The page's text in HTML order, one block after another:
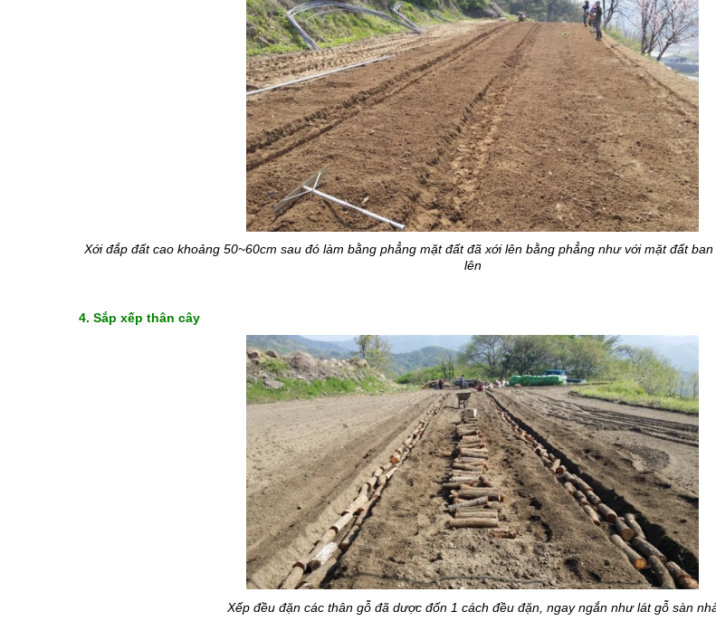
Xới đắp đất cao khoảng 50~60cm sau đó làm bằng phẳng mặt đất đã xới lên bằng phẳng như với mặt đất
lên
4. Sắp xếp thân cây
Xếp đều đặn các thân gỗ đã dược đốn 1 cách đều đặn, ngay ngắn như lát gỗ sàn